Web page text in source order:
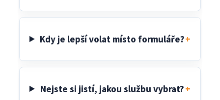
Kdy je lepší volat místo formuláře?
Nejste si jistí, jakou službu vybrat?